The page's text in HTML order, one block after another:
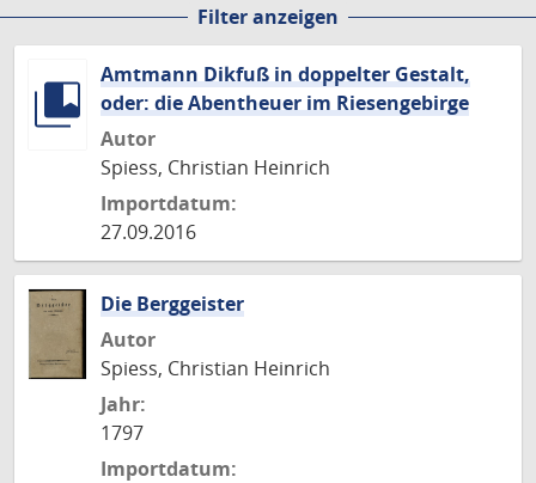
Filter anzeigen
Amtmann Dikfuß in doppelter Gestalt,
oder: die Abentheuer im Riesengebirge
Autor
Spiess, Christian Heinrich
Importdatum:
27.09.2016
Die Berggeister
Autor
Spiess, Christian Heinrich
Jahr:
1797
Importdatum: